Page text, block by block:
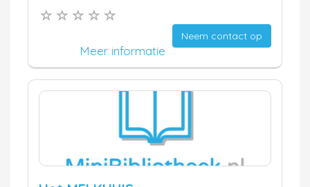
Neem contact op
Meer informatie